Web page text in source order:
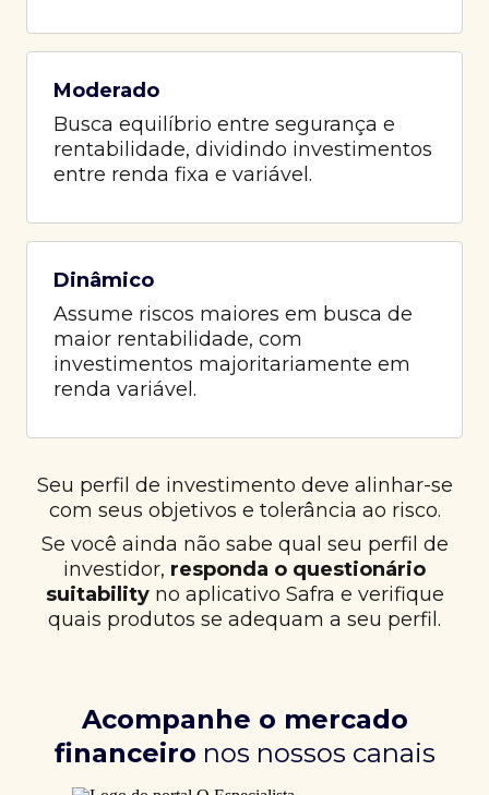
Moderado
Busca equilíbrio entre segurança e
rentabilidade, dividindo investimentos
entre renda fixa e variável.
Dinâmico
Assume riscos maiores em busca de
maior rentabilidade, com
investimentos majoritariamente em
renda variável.
Seu perfil de investimento deve alinhar-se
com seus objetivos e tolerância ao risco.
Se você ainda não sabe qual seu perfil de
investidor, responda o questionário
suitabilityno aplicativo Safra e verifique
quais produtos se adequam a seu perfil.
Acompanhe o mercado
financeiro nos nossos canais